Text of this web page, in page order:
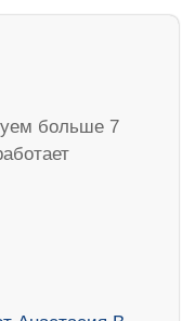
больше 7